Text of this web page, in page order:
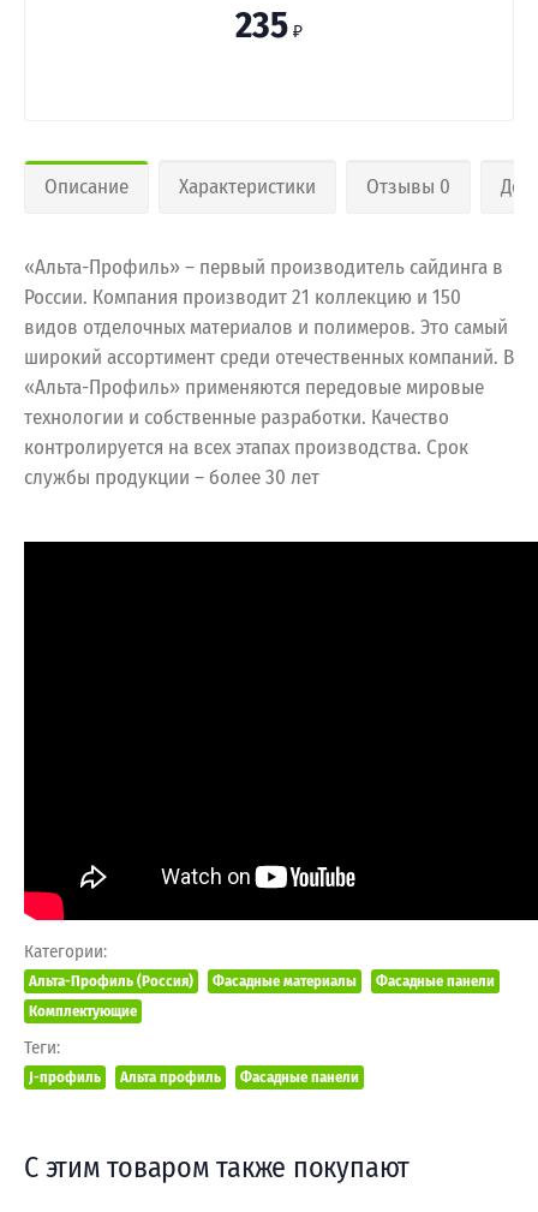
235 ₽
Описание Характеристики Отзывы 0
«Альта-Профиль» – первый производитель сайдинга в
России. Компания производит 21 коллекцию и 150
видов отделочных материалов и полимеров. Это самый
широкий ассортимент среди отечественных компаний. В
«Альта-Профиль» применяются передовые мировые
технологии и собственные разработки. Качество
контролируется на всех этапах производства. Срок
службы продукции – более 30 лет
Категории:
Альта-Профиль (Россия) Фасадные материалы
Фасадные панели
Комплектующие
Теги:
J-профиль Альта профиль Фасадные панели
С этим товаром также покупают